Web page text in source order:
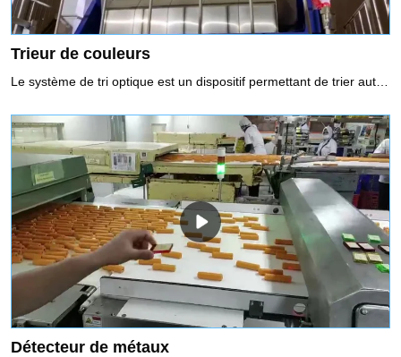
Trieur de couleurs
Détecteur de métaux